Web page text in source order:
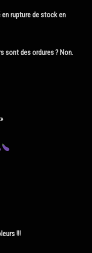
rupture de stock en
sont des ordures ? Non.
!!!